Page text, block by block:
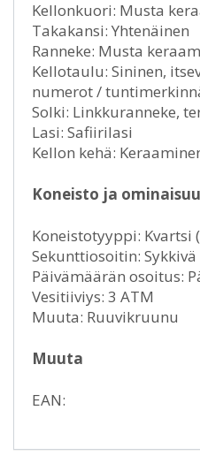
Kellonkuori: Musta
Takakansi: Yhtenäinen
Ranneke: Musta
Kellotaulu: Sininen,
numerot /
Solki: Linkkuranneke,
Lasi: Safiirilasi
Kellon kehä:
Koneisto ja
Koneistotyyppi: Kvartsi
Sekunttiosoitin: Sykkivä
Päivämäärän osoitus:
Vesitiiviys: 3 ATM
Muuta: Ruuvikruunu
Muuta
EAN: